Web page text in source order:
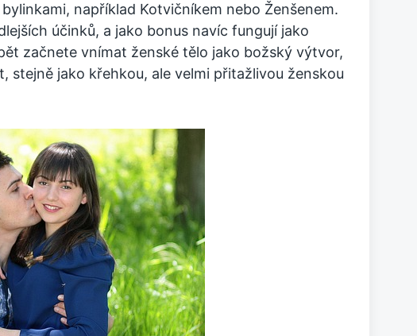
například Kotvičníkem nebo Ženšenem.
účinků, a jako bonus navíc fungují jako
začnete vnímat ženské tělo jako božský výtvor,
jako křehkou, ale velmi přitažlivou ženskou